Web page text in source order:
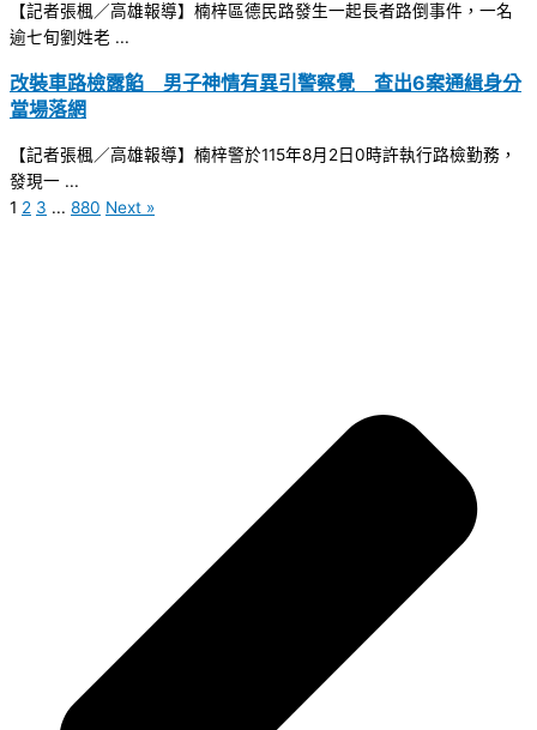
【記者張楓／高雄報導】楠梓區德民路發生一起長者路倒事件，一名
逾七旬劉姓老 ...
改裝車路檢露餡 男子神情有異引警察覺 查出6案通緝身分
當場落網
【記者張楓／高雄報導】楠梓警於115年8月2日0時許執行路檢勤務，
發現一 ...
1 2 3 ... 880 Next »